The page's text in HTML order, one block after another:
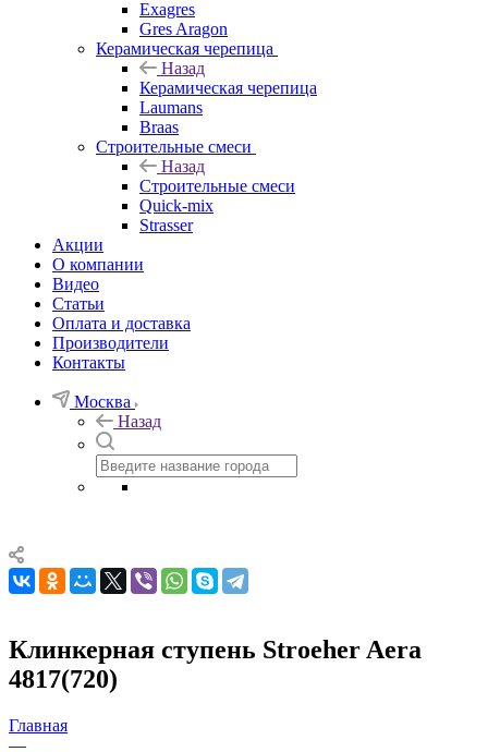
Exagres
Gres Aragon
Керамическая черепица
Назад
Керамическая черепица
Laumans
Braas
Строительные смеси
Назад
Строительные смеси
Quick-mix
Strasser
Акции
О компании
Видео
Статьи
Оплата и доставка
Производители
Контакты
Москва
Назад
Клинкерная ступень Stroeher Aera
4817(720)
Главная
—